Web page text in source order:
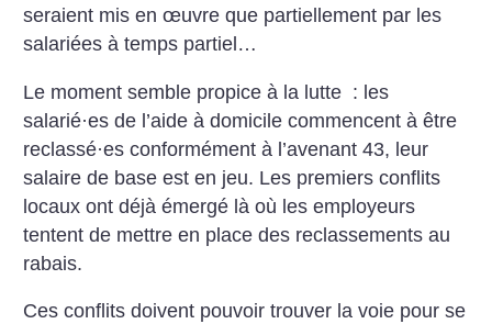
seraient mis en œuvre que partiellement par les
salariées à temps partiel…
Le moment semble propice à la lutte : les
salarié·es de l’aide à domicile commencent à être
reclassé·es conformément à l’avenant 43, leur
salaire de base est en jeu. Les premiers conflits
locaux ont déjà émergé là où les employeurs
tentent de mettre en place des reclassements au
rabais.
Ces conflits doivent pouvoir trouver la voie pour se